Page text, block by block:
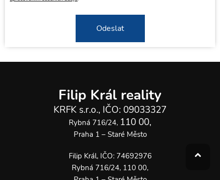
Odeslat
Filip Král reality
KRFK s.r.o., IČO: 09033327
Rybná 716/24, 110 00,
Praha 1 – Staré Město
Filip Král, IČO: 74692976
Rybná 716/24, 110 00,